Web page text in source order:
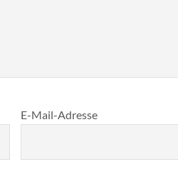
E-Mail-Adresse